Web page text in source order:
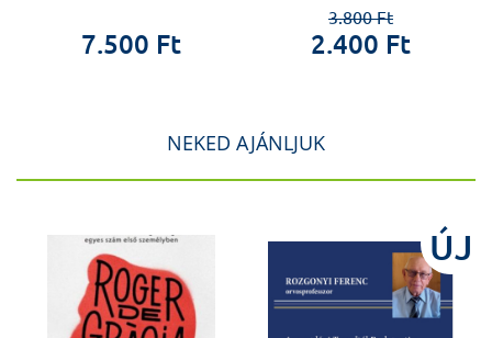
7.500 Ft
3.800 Ft
2.400 Ft
NEKED AJÁNLJUK
ÚJ